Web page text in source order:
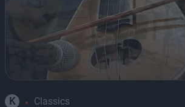
K Classics